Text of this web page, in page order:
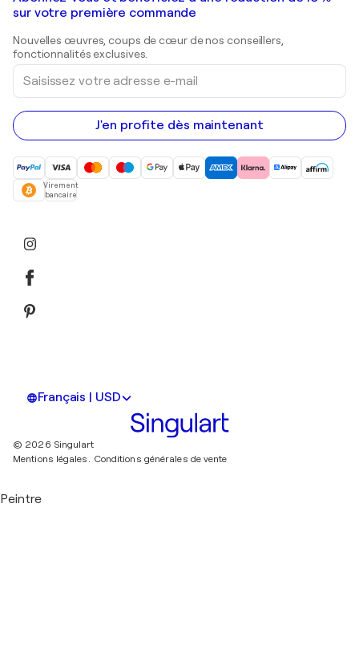
Shepard Fairey
Estampes
Peintures acryliques
Galeries d'art en Belgique
sur votre première commande
Nouvelles œuvres, coups de cœur de nos conseillers,
fonctionnalités exclusives.
Saisissez
votre
adresse
e-
mail
J'en profite dès maintenant
Virement
bancaire
Français | USD
© 2026 Singulart
Mentions légales. Conditions générales de vente
Peintre